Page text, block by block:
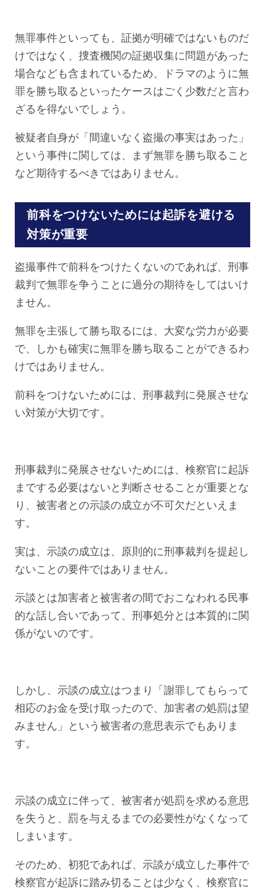
無罪事件といっても、証拠が明確ではないものだ
けではなく、捜査機関の証拠収集に問題があった
場合なども含まれているため、ドラマのように無
罪を勝ち取るといったケースはごく少数だと言わ
ざるを得ないでしょう。
被疑者自身が「間違いなく盗撮の事実はあった」
という事件に関しては、まず無罪を勝ち取ること
など期待するべきではありません。
前科をつけないためには起訴を避ける
対策が重要
盗撮事件で前科をつけたくないのであれば、刑事
裁判で無罪を争うことに過分の期待をしてはいけ
ません。
無罪を主張して勝ち取るには、大変な労力が必要
で、しかも確実に無罪を勝ち取ることができるわ
けではありません。
前科をつけないためには、刑事裁判に発展させな
い対策が大切です。
刑事裁判に発展させないためには、検察官に起訴
までする必要はないと判断させることが重要とな
り、被害者との示談の成立が不可欠だといえま
す。
実は、示談の成立は、原則的に刑事裁判を提起し
ないことの要件ではありません。
示談とは加害者と被害者の間でおこなわれる民事
的な話し合いであって、刑事処分とは本質的に関
係がないのです。
しかし、示談の成立はつまり「謝罪してもらって
相応のお金を受け取ったので、加害者の処罰は望
みません」という被害者の意思表示でもありま
す。
示談の成立に伴って、被害者が処罰を求める意思
を失うと、罰を与えるまでの必要性がなくなって
しまいます。
そのため、初犯であれば、示談が成立した事件で
検察官が起訴に踏み切ることは少なく、検察官に